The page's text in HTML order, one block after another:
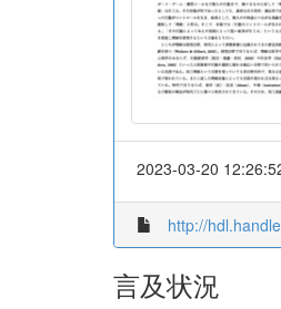
2023-03-20
http://
言及状況